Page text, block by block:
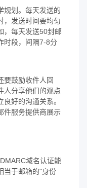
规划。每天发送的
，发送时间要均匀
，每天发送50封邮
时段，间隔7-8分
要鼓励收件人回
人分享他们的观点
好的沟通关系。
件服务提供商展示
域名认证能
当于邮箱的"身份